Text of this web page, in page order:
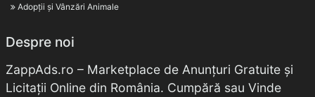
Adopții și Vânzări Animale
Despre noi
ZappAds.ro – Marketplace de Anunțuri Gratuite și
Licitații Online din România. Cumpără sau Vinde